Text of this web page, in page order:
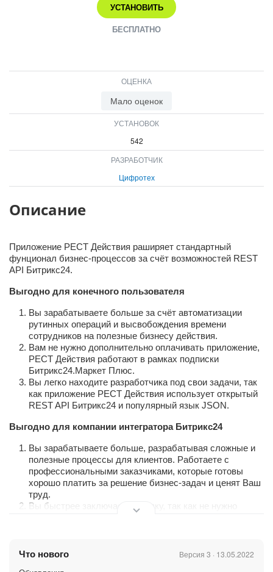
ВХОД
ВХОД
УСТАНОВИТЬ
БЕСПЛАТНО
ОЦЕНКА
Мало оценок
УСТАНОВОК
542
РАЗРАБОТЧИК
Цифротех
Описание
Приложение РЕСТ Действия раширяет стандартный
фунционал бизнес-процессов за счёт возможностей REST
API Битрикс24.
Выгодно для конечного пользователя
Вы зарабатываете больше за счёт автоматизации
рутинных операций и высвобождения времени
сотрудников на полезные бизнесу действия.
Вам не нужно дополнительно оплачивать приложение,
РЕСТ Действия работают в рамках подписки
Битрикс24.Маркет Плюс.
Вы легко находите разработчика под свои задачи, так
как приложение РЕСТ Действия использует открытый
REST API Битрикс24 и популярный язык JSON.
Выгодно для компании интегратора Битрикс24
Вы зарабатываете больше, разрабатывая сложные и
полезные процессы для клиентов. Работаете с
профессиональными заказчиками, которые готовы
хорошо платить за решение бизнес-задач и ценят Ваш
труд.
Вы быстрее заключаете сделку, так как не нужно
разработчика бизнес-процессов, так как приложение
Что нового Версия 3 · 13.05.2022